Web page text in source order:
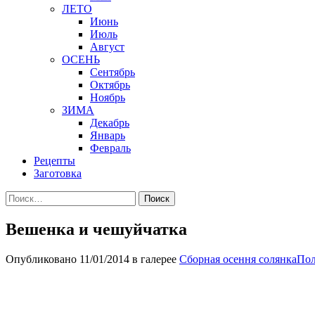
ЛЕТО
Июнь
Июль
Август
ОСЕНЬ
Сентябрь
Октябрь
Ноябрь
ЗИМА
Декабрь
Январь
Февраль
Рецепты
Заготовка
Найти:
Вешенка и чешуйчатка
Опубликовано 11/01/2014 в галерее Сборная осення солянка